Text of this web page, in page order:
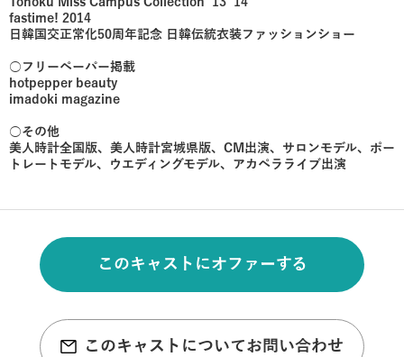
fastime! 2014
日韓国交正常化50周年記念 日韓伝統衣装ファッションショー
○フリーペーパー掲載
hotpepper beauty
imadoki magazine
○その他
美人時計全国版、美人時計宮城県版、CM出演、サロンモデル、ポー
トレートモデル、ウエディングモデル、アカペラライブ出演
このキャストにオファーする
このキャストについてお問い合わせ